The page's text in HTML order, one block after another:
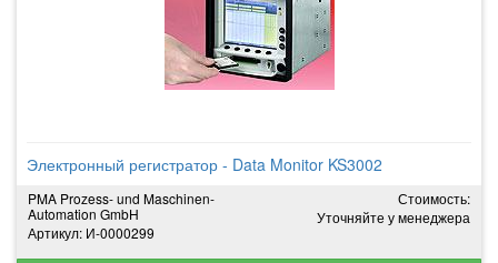
Электронный регистратор - Data Monitor KS3002
PMA Prozess- und Maschinen-
Automation GmbH
Артикул: И-0000299
Стоимость:
Уточняйте у менеджера